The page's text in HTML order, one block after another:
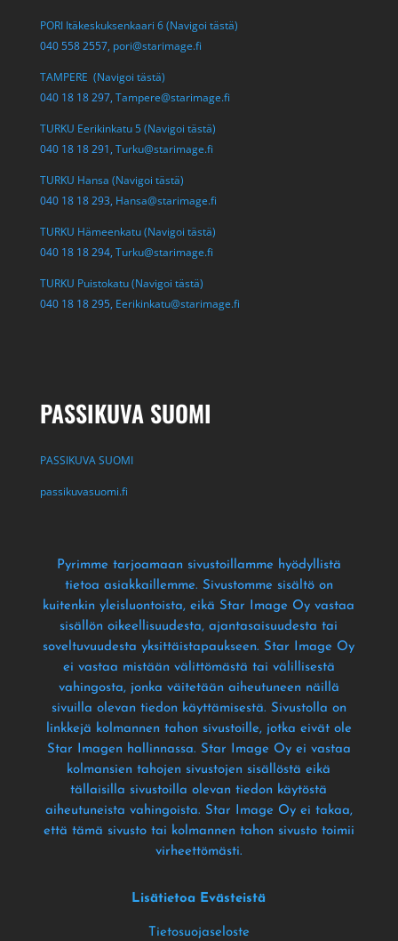
PORI Itäkeskuksenkaari 6 (Navigoi tästä)
040 558 2557, pori@starimage.fi
TAMPERE (Navigoi tästä)
040 18 18 297, Tampere@starimage.fi
TURKU Eerikinkatu 5 (Navigoi tästä)
040 18 18 291, Turku@starimage.fi
TURKU Hansa (Navigoi tästä)
040 18 18 293, Hansa@starimage.fi
TURKU Hämeenkatu (Navigoi tästä)
040 18 18 294, Turku@starimage.fi
TURKU Puistokatu (Navigoi tästä)
040 18 18 295, Eerikinkatu@starimage.fi
PASSIKUVA SUOMI
PASSIKUVA SUOMI
passikuvasuomi.fi
Pyrimme tarjoamaan sivustoillamme hyödyllistä
tietoa asiakkaillemme. Sivustomme sisältö on
kuitenkin yleisluontoista, eikä Star Image Oy vastaa
sisällön oikeellisuudesta, ajantasaisuudesta tai
soveltuvuudesta yksittäistapaukseen. Star Image Oy
ei vastaa mistään välittömästä tai välillisestä
vahingosta, jonka väitetään aiheutuneen näillä
sivuilla olevan tiedon käyttämisestä. Sivustolla on
linkkejä kolmannen tahon sivustoille, jotka eivät ole
Star Imagen hallinnassa. Star Image Oy ei vastaa
kolmansien tahojen sivustojen sisällöstä eikä
tällaisilla sivustoilla olevan tiedon käytöstä
aiheutuneista vahingoista. Star Image Oy ei takaa,
että tämä sivusto tai kolmannen tahon sivusto toimii
virheettömästi.
Lisätietoa Evästeistä
Tietosuojaseloste